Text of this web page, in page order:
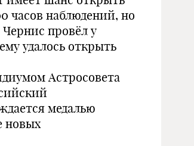
часов наблюдений, но
провёл у
удалось открыть
Астросовета
медалью
новых